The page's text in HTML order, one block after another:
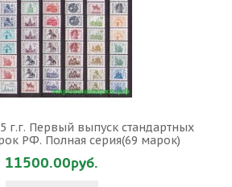
г.г. Первый выпуск стандартных
РФ. Полная серия(69 марок)
11500.00руб.